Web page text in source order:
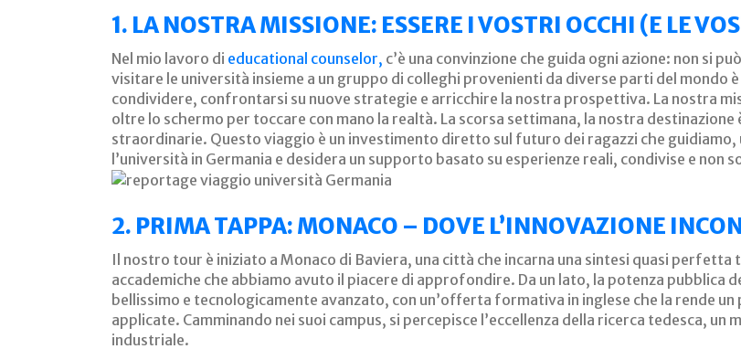
1. LA NOSTRA MISSIONE: ESSERE I VOSTRI OCCHI (E LE
Nel mio lavoro di educational counselor, c’è una convinzione che guida ogni azione: non si
visitare le università insieme a un gruppo di colleghi provenienti da diverse parti del mondo
condividere, confrontarsi su nuove strategie e arricchire la nostra prospettiva. La nostra
oltre lo schermo per toccare con mano la realtà. La scorsa settimana, la nostra
straordinarie. Questo viaggio è un investimento diretto sul futuro dei ragazzi che guidiamo,
l’università in Germania e desidera un supporto basato su esperienze reali, condivise e non
2. PRIMA TAPPA: MONACO – DOVE L’INNOVAZIONE
Il nostro tour è iniziato a Monaco di Baviera, una città che incarna una sintesi quasi
accademiche che abbiamo avuto il piacere di approfondire. Da un lato, la potenza pubblica
bellissimo e tecnologicamente avanzato, con un’offerta formativa in inglese che la rende
applicate. Camminando nei suoi campus, si percepisce l’eccellenza della ricerca tedesca,
industriale.